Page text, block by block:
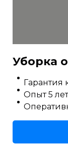
Уборка
Гарантия
Опыт 5 лет